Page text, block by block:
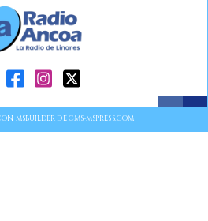
MSBUILDER DE CMS-MSPRESS.COM